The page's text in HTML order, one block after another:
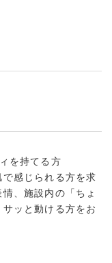
を持てる方
感じられる方を求
、施設内の「ちょ
ッと動ける方をお